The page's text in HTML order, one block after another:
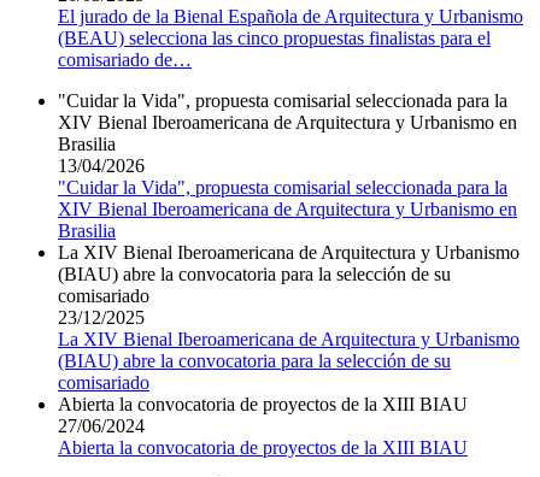
El jurado de la Bienal Española de Arquitectura y Urbanismo
(BEAU) selecciona las cinco propuestas finalistas para el
comisariado de…
"Cuidar la Vida", propuesta comisarial seleccionada para la
XIV Bienal Iberoamericana de Arquitectura y Urbanismo en
Brasilia
13/04/2026
"Cuidar la Vida", propuesta comisarial seleccionada para la
XIV Bienal Iberoamericana de Arquitectura y Urbanismo en
Brasilia
La XIV Bienal Iberoamericana de Arquitectura y Urbanismo
(BIAU) abre la convocatoria para la selección de su
comisariado
23/12/2025
La XIV Bienal Iberoamericana de Arquitectura y Urbanismo
(BIAU) abre la convocatoria para la selección de su
comisariado
Abierta la convocatoria de proyectos de la XIII BIAU
27/06/2024
Abierta la convocatoria de proyectos de la XIII BIAU